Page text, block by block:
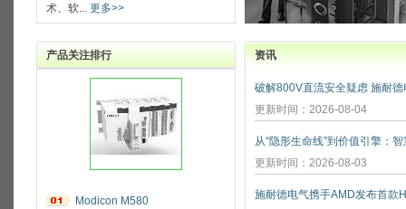
术、软... 更多>>
产品关注排行
Modicon M580
资讯
更新时间：2026-08-04
更新时间：2026-08-03
施耐德电气携手AMD发布首款